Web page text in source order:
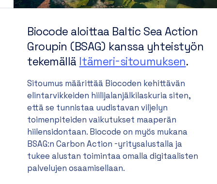
Biocode aloittaa Baltic Sea Action
Groupin (BSAG) kanssa yhteistyön
tekemällä Itämeri-sitoumuksen.
Sitoumus määrittää Biocoden kehittävän
elintarvikkeiden hiilijalanjälkilaskuria siten,
että se tunnistaa uudistavan viljelyn
toimenpiteiden vaikutukset maaperän
hiilensidontaan. Biocode on myös mukana
BSAG:n Carbon Action -yritysalustalla ja
tukee alustan toimintaa omalla digitaalisten
palvelujen osaamisellaan.